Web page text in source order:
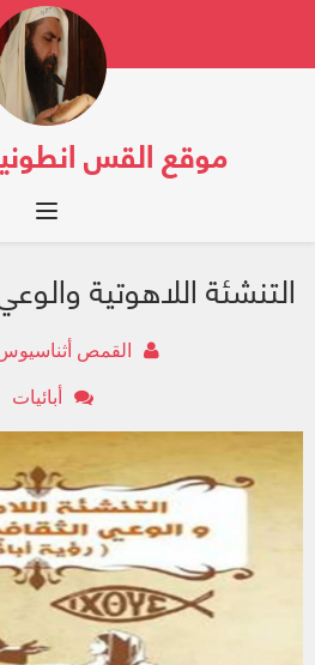
موقع القس
التنشئة اللاهوتية
القمص
أبائيات